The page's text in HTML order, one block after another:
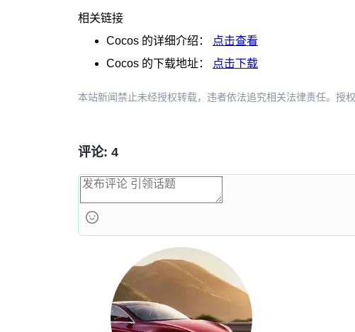
相关链接
Cocos 的详细介绍：
点击查看
Cocos 的下载地址： 点击下载
本站新闻禁止未经授权转载，违者依法追究相关法律责任。授
评论: 4